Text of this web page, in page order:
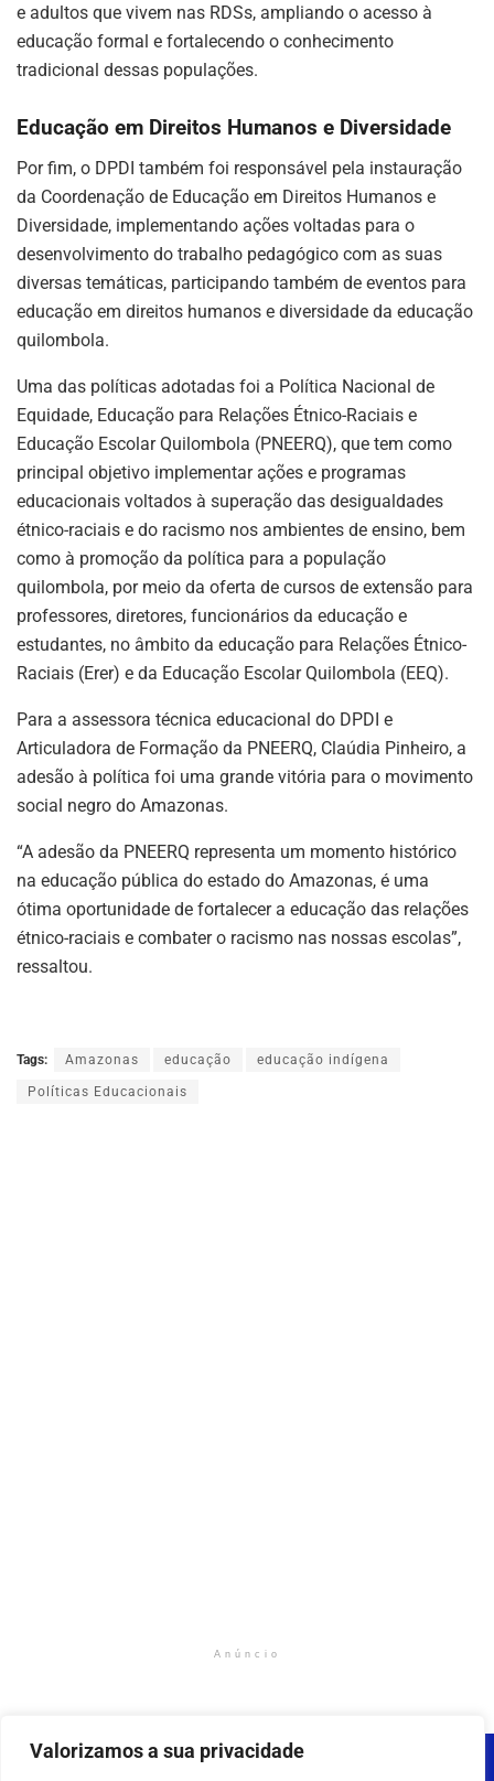
Valorizamos a sua privacidade
e adultos que vivem nas RDSs, ampliando o acesso à
educação formal e fortalecendo o conhecimento
tradicional dessas populações.
Educação em Direitos Humanos e Diversidade
Por fim, o DPDI também foi responsável pela instauração
da Coordenação de Educação em Direitos Humanos e
Diversidade, implementando ações voltadas para o
desenvolvimento do trabalho pedagógico com as suas
diversas temáticas, participando também de eventos para
educação em direitos humanos e diversidade da educação
quilombola.
Uma das políticas adotadas foi a Política Nacional de
Equidade, Educação para Relações Étnico-Raciais e
Educação Escolar Quilombola (PNEERQ), que tem como
principal objetivo implementar ações e programas
educacionais voltados à superação das desigualdades
étnico-raciais e do racismo nos ambientes de ensino, bem
como à promoção da política para a população
quilombola, por meio da oferta de cursos de extensão para
professores, diretores, funcionários da educação e
estudantes, no âmbito da educação para Relações Étnico-
Raciais (Erer) e da Educação Escolar Quilombola (EEQ).
Para a assessora técnica educacional do DPDI e
Articuladora de Formação da PNEERQ, Claúdia Pinheiro, a
adesão à política foi uma grande vitória para o movimento
social negro do Amazonas.
“A adesão da PNEERQ representa um momento histórico
na educação pública do estado do Amazonas, é uma
ótima oportunidade de fortalecer a educação das relações
étnico-raciais e combater o racismo nas nossas escolas”,
ressaltou.
Tags: Amazonas educação educação indígena
Políticas Educacionais
Anúncio